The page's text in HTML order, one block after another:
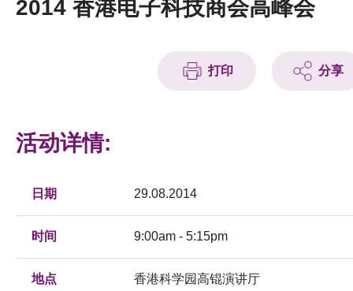
科技分享
2014 香港电子科技商会高峰会
打印 分享
活动详情:
日期 29.08.2014
时间 9:00am - 5:15pm
地点 香港科学园高锟演讲厅